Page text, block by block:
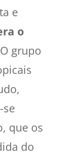
e
o
O grupo
se
que os
do